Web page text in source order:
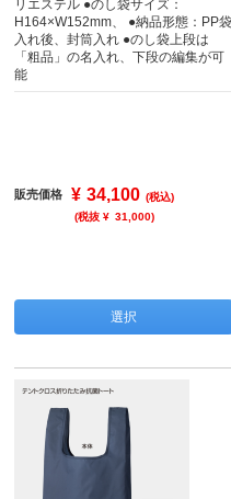
リエステル ●のし袋サイズ：
H164×W152mm、 ●納品形態：PP袋
入れ後、封筒入れ ●のし袋上段は
「粗品」の名入れ、下段の編集が可
能
販売価格 ¥ 34,100 (税込)
(税抜 ¥ 31,000)
選択